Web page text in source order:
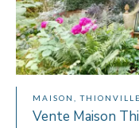
MAISON, THIONVILLE
Vente Maison